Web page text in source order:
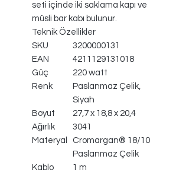
seti içinde iki saklama kapı ve
müsli bar kabı bulunur.
Teknik Özellikler
SKU
3200000131
EAN
4211129131018
Güç
220 watt
Renk
Paslanmaz Çelik,
Siyah
Boyut
27,7 x 18,8 x 20,4
Ağırlık
3041
Materyal
Cromargan® 18/10
Paslanmaz Çelik
Kablo
1 m